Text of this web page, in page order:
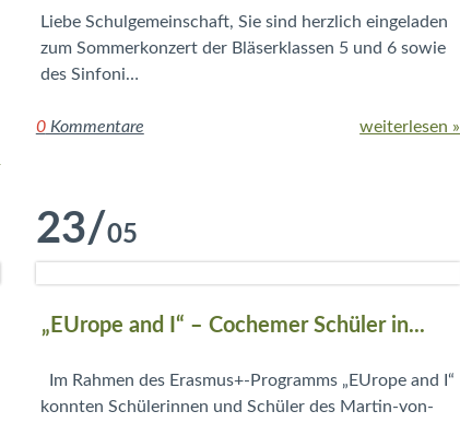
Liebe Schulgemeinschaft, Sie sind herzlich eingeladen
zum Sommerkonzert der Bläserklassen 5 und 6 sowie
des Sinfoni…
0Kommentare weiterlesen »
23/05
„EUrope and I“ – Cochemer Schüler in...
Im Rahmen des Erasmus+-Programms „EUrope and I“
konnten Schülerinnen und Schüler des Martin-von-